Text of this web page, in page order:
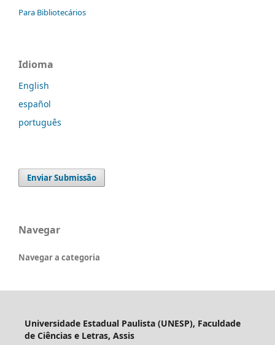
Para Bibliotecários
Idioma
English
español
português
Enviar Submissão
Navegar
Navegar a categoria
Universidade Estadual Paulista (UNESP), Faculdade
de Ciências e Letras, Assis